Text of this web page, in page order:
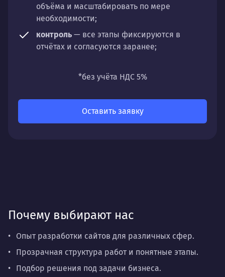
объёма и масштабировать по мере
необходимости;
контроль — все этапы фиксируются в
отчётах и согласуются заранее;
направлений: стратегии, настройки,
*без учёта НДС 5%
Оставить заявку
Почему выбирают нас
Опыт разработки сайтов для различных сфер.
Прозрачная структура работ и понятные этапы.
Подбор решения под задачи бизнеса.